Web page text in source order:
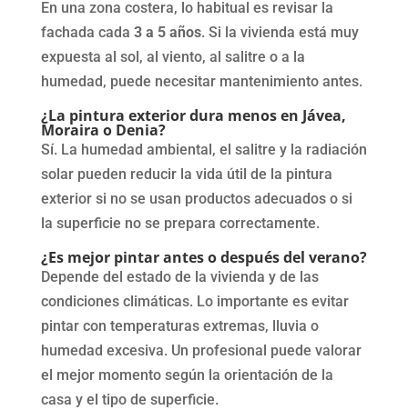
En una zona costera, lo habitual es revisar la
fachada cada 3 a 5 años. Si la vivienda está muy
expuesta al sol, al viento, al salitre o a la
humedad, puede necesitar mantenimiento antes.
¿La pintura exterior dura menos en Jávea,
Moraira o Denia?
Sí. La humedad ambiental, el salitre y la radiación
solar pueden reducir la vida útil de la pintura
exterior si no se usan productos adecuados o si
la superficie no se prepara correctamente.
¿Es mejor pintar antes o después del verano?
Depende del estado de la vivienda y de las
condiciones climáticas. Lo importante es evitar
pintar con temperaturas extremas, lluvia o
humedad excesiva. Un profesional puede valorar
el mejor momento según la orientación de la
casa y el tipo de superficie.